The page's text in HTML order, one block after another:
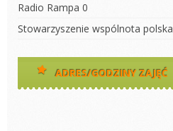
Radio Rampa 0
Stowarzyszenie wspólnota polska
ADRES/GODZINY ZAJĘĆ